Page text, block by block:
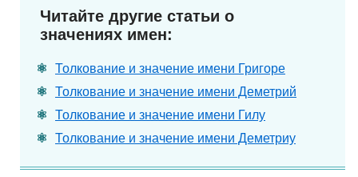
Читайте другие статьи о
значениях имен:
Толкование и значение имени Григоре
Толкование и значение имени Деметрий
Толкование и значение имени Гилу
Толкование и значение имени Деметриу